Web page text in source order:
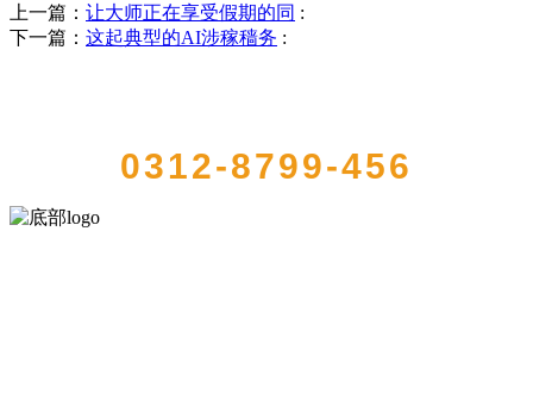
上一篇： 让大师正在享受假期的同 :
下一篇： 这起典型的AI涉稼穑务 :
0312-8799-456